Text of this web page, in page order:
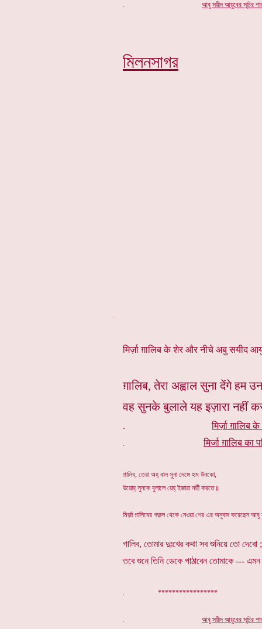
. আবু সয়ীদ আয়ুবের সূচির
মিলনসাগর
मिर्ज़ा ग़ालिब के शेर और नीचे अबु सयीद
ग़ालिब, तेरा अह्वाल सुना देंगे हम
वह सुनके बुलाले यह इज़ारा नहीं
.मिर्ज़ा ग़ालिब
. मिर्जा ग़ालिब का
গ়ালিব, তেরা অহ্ বাল সুনা দেঙ্গে হম উনকো,
উয়োহ্ সুনকে বুলালে য়েহ্ ইজারা নহীঁ করতে॥
মির্জ়া গ়ালিবের গজ়ল থেকে নেওয়া শের এর অনুবাদ করেছেন
গালিব, তোমার দুঃখের কথা সব শুনিয়ে তো দেবো ;
তবে শুনে তিনি ডেকে পাঠাবেন তোমাকে --- এমন
. *****************
. আবু সয়ীদ আয়ুবের সূচির